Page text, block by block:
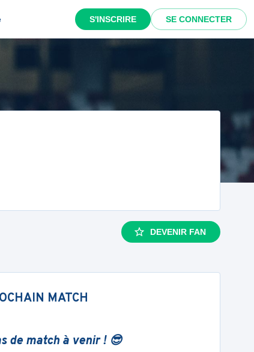
S'INSCRIRE SE CONNECTER
DEVENIR FAN
MATCH
de match à venir ! 😎